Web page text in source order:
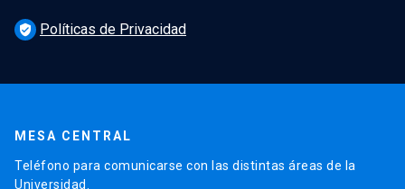
verified_user Políticas de Privacidad
MESA CENTRAL
Teléfono para comunicarse con las distintas áreas de la
Universidad.